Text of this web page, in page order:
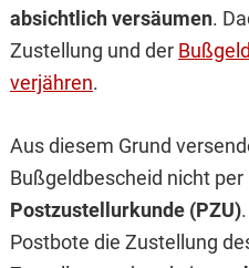
absichtlich versäumen.
Zustellung und der
verjähren.
Aus diesem Grund
Bußgeldbescheid nicht
Postzustellurkunde (PZU)
Postbote die Zustellung